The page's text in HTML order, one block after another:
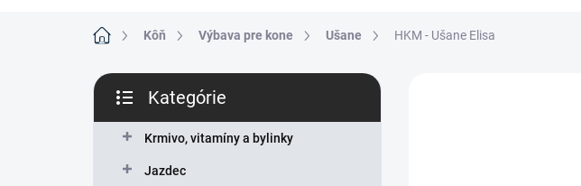
DomovKôň Výbava pre kone Ušane HKM - Ušane Elisa
B
č
kategórie
Kategórie
Krmivo, vitamíny a bylinky
Jazdec